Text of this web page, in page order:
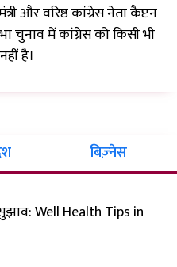
और वरिष्ठ कांग्रेस नेता कैप्टन
चुनाव में कांग्रेस को किसी भी
है।
बिज़्नेस
Well Health Tips in